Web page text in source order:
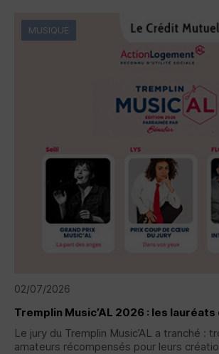
02/07/2026
Tremplin Music’AL 2026 : les
Le jury du Tremplin Music’AL a tranché :
amateurs récompensés pour leurs
MUSIQUE